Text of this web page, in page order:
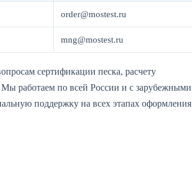
order@mostest.ru
mng@mostest.ru
сертификации песка, расчету
Мы работаем по всей России и с зарубежными
поддержку на всех этапах оформления